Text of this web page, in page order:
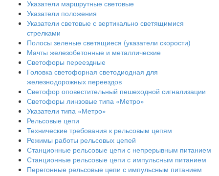
Указатели маршрутные световые
Указатели положения
Указатели световые с вертикально светящимися
стрелками
Полосы зеленые светящиеся (указатели скорости)
Мачты железобетонные и металлические
Светофоры переездные
Головка светофорная светодиодная для
железнодорожных переездов
Светофор оповестительный пешеходной сигнализации
Светофоры линзовые типа «Метро»
Указатели типа «Метро»
Рельсовые цепи
Технические требования к рельсовым цепям
Режимы работы рельсовых цепей
Станционные рельсовые цепи с непрерывным питанием
Станционные рельсовые цепи с импульсным питанием
Перегонные рельсовые цепи с импульсным питанием